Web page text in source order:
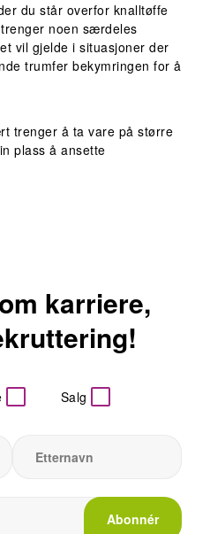
du står overfor knalltøffe
noen særdeles
vil gjelde i situasjoner der
trumfer bekymringen for å
trenger å ta vare på større
plass å ansette
karriere,
Salg